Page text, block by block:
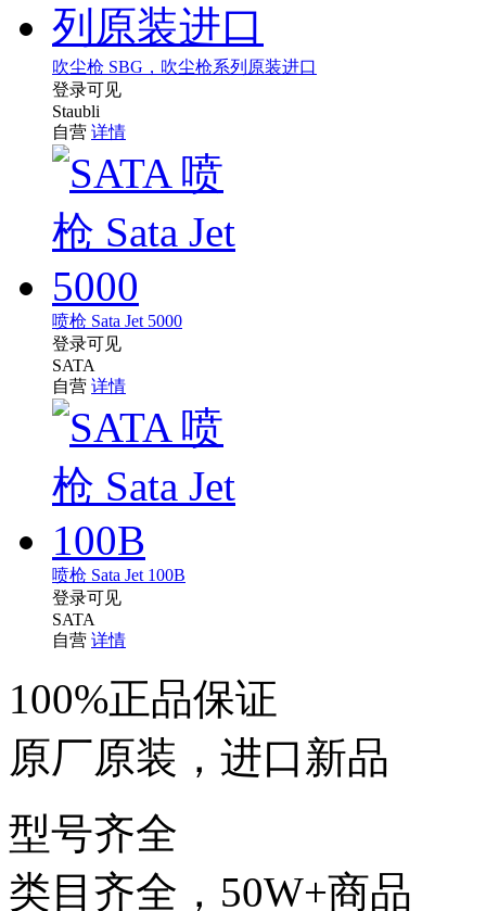
吹尘枪 SBG，吹尘枪系列原装进口
登录可见
Staubli
自营 详情
喷枪 Sata Jet 5000
登录可见
SATA
自营 详情
喷枪 Sata Jet 100B
登录可见
SATA
自营 详情
100%正品保证
原厂原装，进口新品
型号齐全
类目齐全，50W+商品